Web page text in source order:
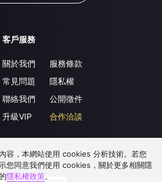
客戶服務
關於我們
常見問題
聯絡我們
升級VIP
服務條款
隱私權
公開徵件
合作洽談
容，本網站使用 cookies 分析技術。若您
您同意我們使用 cookies，關於更多相關隱
隱私權政策。